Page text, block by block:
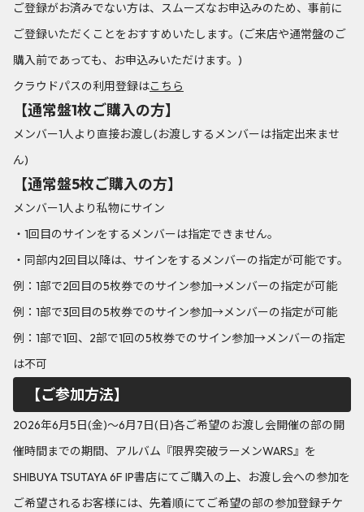
ご登録がお済みでない方は、スムーズなお申込みのため、事前に
ご登録いただくことをおすすめいたします。(ご来店や通常盤のご
購入前であっても、お申込みいただけます。)
クラウドパスの利用登録は​​こちら
【通常盤1枚ご購入の方】
メンバー1人より直接お渡し(お渡しするメンバーは指定出来ませ
ん)
【通常盤5枚ご購入の方】
メンバー1人より私物にサイン
・1回目のサインをするメンバーは指定できません。
・同部内2回目以降は、サインをするメンバーの指定が可能です。
例：1部で2回目の5枚券でのサイン参加→メンバーの指定が可能
例：1部で3回目の5枚券でのサイン参加→メンバーの指定が可能
例：1部で1回、2部で1回の5枚券でのサイン参加→メンバーの指定
は不可
【ご参加方法】
2026年6月5日(金)～6月7日(日)各ご希望のお渡し会開催の部の開
催時間までの期間、アルバム『限界突破ラーメンWARS』を
SHIBUYA TSUTAYA 6F IP書店にてご購入の上、お渡し会への参加を
ご希望されるお客様には、先着順にてご希望の部の参加登録チケ